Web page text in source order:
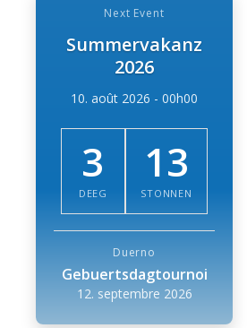
Next Event
Summervakanz
2026
10. août 2026 - 00h00
3
DEEG
13
STONNEN
Duerno
Gebuertsdagtournoi
12. septembre 2026